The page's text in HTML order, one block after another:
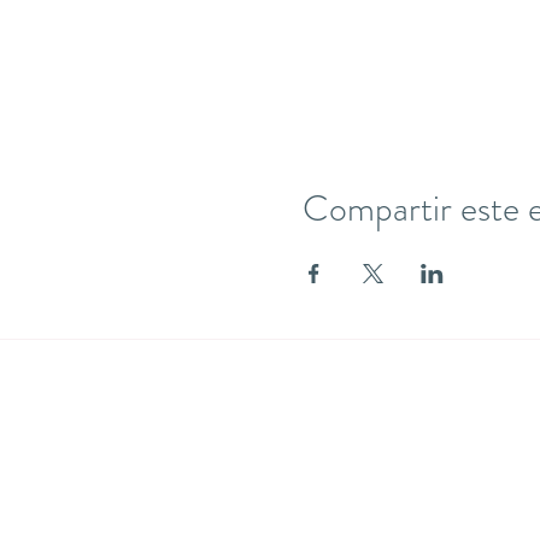
Compartir este